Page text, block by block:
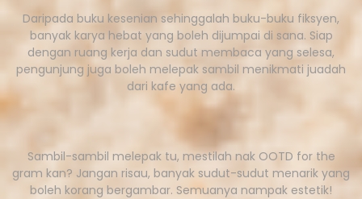
Daripada buku kesenian sehinggalah buku-buku fiksyen,
banyak karya hebat yang boleh dijumpai di sana. Siap
dengan ruang kerja dan sudut membaca yang selesa,
pengunjung juga boleh melepak sambil menikmati juadah
dari kafe yang ada.
Sambil-sambil melepak tu, mestilah nak OOTD for the
gram kan? Jangan risau, banyak sudut-sudut menarik yang
boleh korang bergambar. Semuanya nampak estetik!